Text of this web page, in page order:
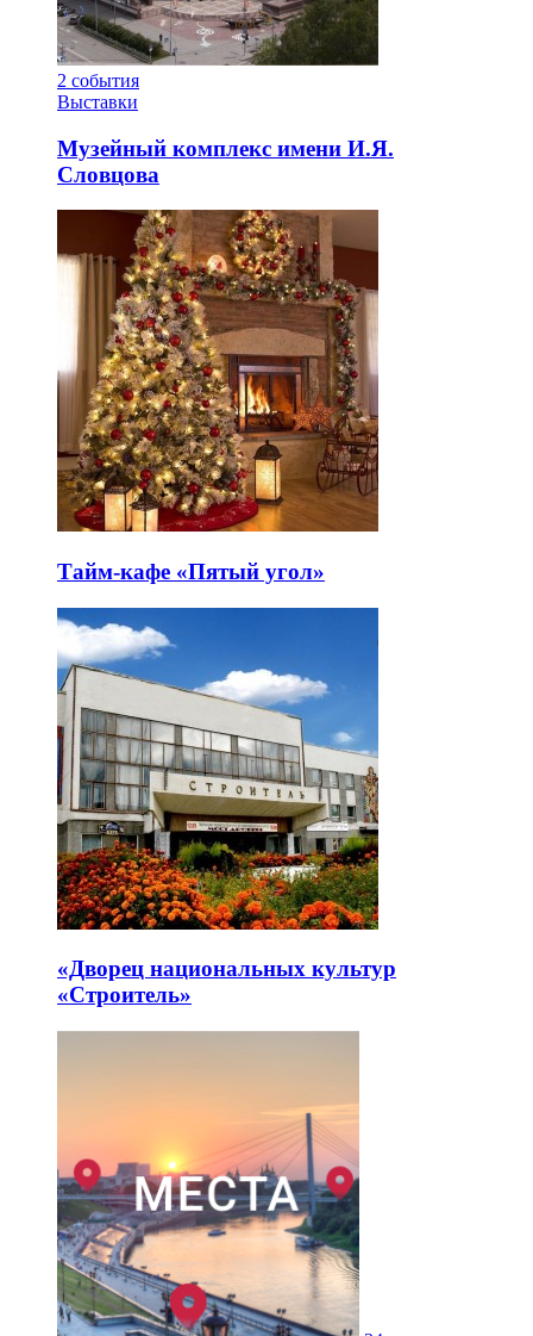
2 события
Выставки
Музейный комплекс имени И.Я.
Словцова
Тайм-кафе «Пятый угол»
«Дворец национальных культур
«Строитель»